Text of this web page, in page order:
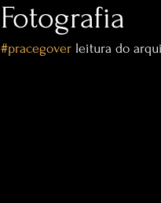
Fotografia
#pracegover leitura do